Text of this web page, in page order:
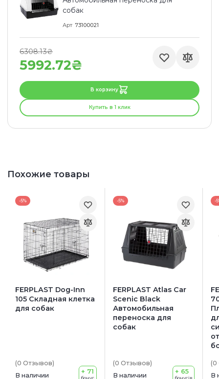
собак
Арт 73100021
5992.72₴
6308.13₴
В корзину
Купить в 1 клик
Похожие товары
-5%
FERPLAST Dog-Inn
105 Складная клетка
для собак
(0 Отзывов)
В наличии
+ 71
бонус
-5%
FERPLAST Atlas Car
Scenic Black
Автомобильная
переноска для
собак
(0 Отзывов)
В наличии
+ 65
бонусів
-
(0
В